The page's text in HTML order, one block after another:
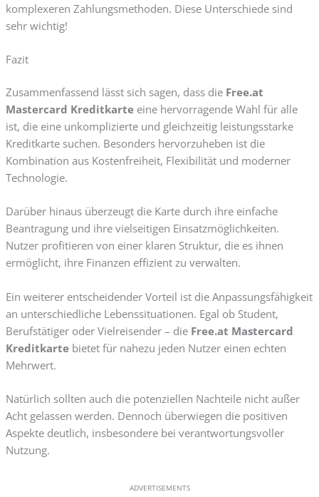
komplexeren Zahlungsmethoden. Diese Unterschiede sind
sehr wichtig!
Fazit
Zusammenfassend lässt sich sagen, dass die Free.at
Mastercard Kreditkarteeine hervorragende Wahl für alle
ist, die eine unkomplizierte und gleichzeitig leistungsstarke
Kreditkarte suchen. Besonders hervorzuheben ist die
Kombination aus Kostenfreiheit, Flexibilität und moderner
Technologie.
Darüber hinaus überzeugt die Karte durch ihre einfache
Beantragung und ihre vielseitigen Einsatzmöglichkeiten.
Nutzer profitieren von einer klaren Struktur, die es ihnen
ermöglicht, ihre Finanzen effizient zu verwalten.
Ein weiterer entscheidender Vorteil ist die Anpassungsfähigkeit
an unterschiedliche Lebenssituationen. Egal ob Student,
Berufstätiger oder Vielreisender – die Free.at Mastercard
Kreditkartebietet für nahezu jeden Nutzer einen echten
Mehrwert.
Natürlich sollten auch die potenziellen Nachteile nicht außer
Acht gelassen werden. Dennoch überwiegen die positiven
Aspekte deutlich, insbesondere bei verantwortungsvoller
Nutzung.
ADVERTISEMENTS